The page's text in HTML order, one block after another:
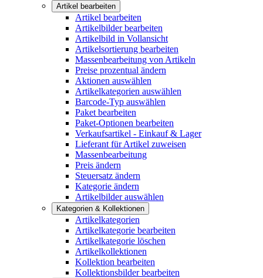
Artikel bearbeiten
Artikel bearbeiten
Artikelbilder bearbeiten
Artikelbild in Vollansicht
Artikelsortierung bearbeiten
Massenbearbeitung von Artikeln
Preise prozentual ändern
Aktionen auswählen
Artikelkategorien auswählen
Barcode-Typ auswählen
Paket bearbeiten
Paket-Optionen bearbeiten
Verkaufsartikel - Einkauf & Lager
Lieferant für Artikel zuweisen
Massenbearbeitung
Preis ändern
Steuersatz ändern
Kategorie ändern
Artikelbilder auswählen
Kategorien & Kollektionen
Artikelkategorien
Artikelkategorie bearbeiten
Artikelkategorie löschen
Artikelkollektionen
Kollektion bearbeiten
Kollektionsbilder bearbeiten